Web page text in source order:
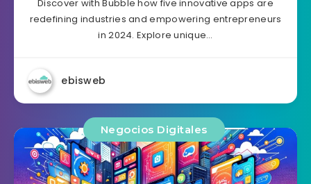
Discover with Bubble how five innovative apps are
redefining industries and empowering entrepreneurs
in 2024. Explore unique…
ebisweb
Negocios Digitales